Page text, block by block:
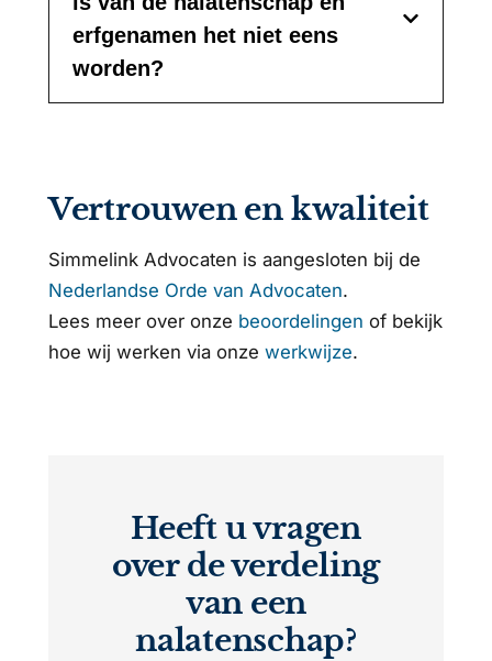
erfgenamen het niet eens
worden?
Vertrouwen en kwaliteit
Simmelink Advocaten is aangesloten bij de
Nederlandse Orde van Advocaten.
Lees meer over onze beoordelingen of bekijk
hoe wij werken via onze werkwijze.
Heeft u vragen
over de verdeling
van een
nalatenschap?